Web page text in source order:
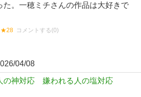
た。一穂ミチさんの作品は大好きで
★28 コメントする(0)
04/08
の神対応 嫌われる人の塩対応